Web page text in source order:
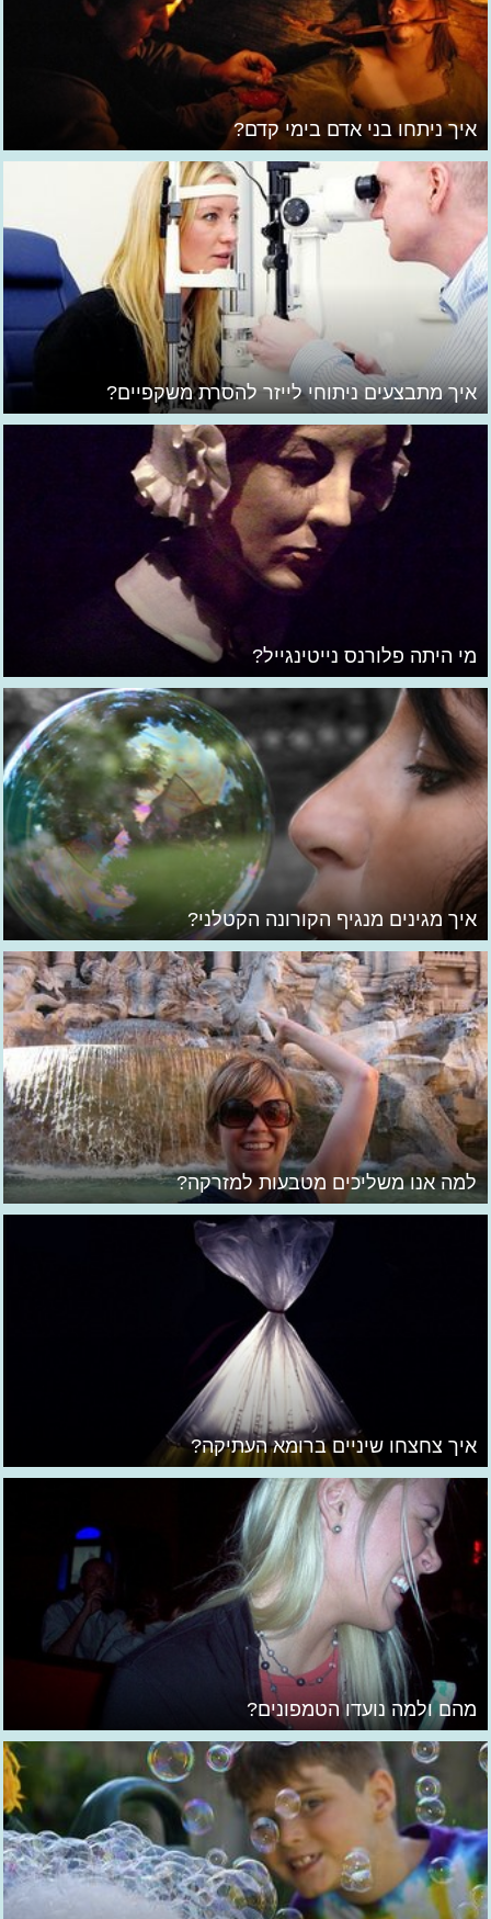
איך ניתחו בני אדם בימי קדם?
איך מתבצעים ניתוחי לייזר להסרת משקפיים?
מי היתה פלורנס נייטינגייל?
איך מגינים מנגיף הקורונה הקטלני?
למה אנו משליכים מטבעות למזרקה?
איך צחצחו שיניים ברומא העתיקה?
מהם ולמה נועדו הטמפונים?